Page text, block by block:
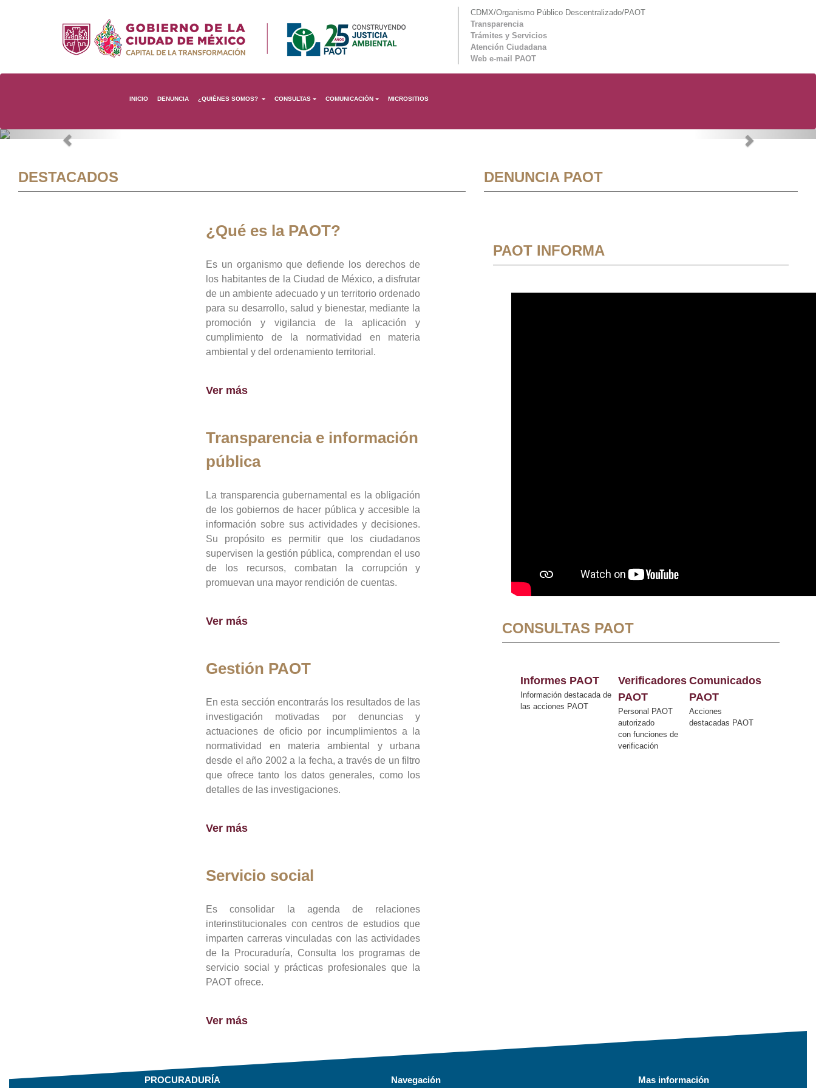
CDMX/Organismo Público Descentralizado/PAOT
Transparencia
Trámites y Servicios
Atención Ciudadana
Web e-mail PAOT
INICIO DENUNCIA ¿QUIÉNES SOMOS? CONSULTAS COMUNICACIÓN MICROSITIOS
Previous Next
DESTACADOS
¿Qué es la PAOT?
Es un organismo que defiende los derechos de
los habitantes de la Ciudad de México, a disfrutar
de un ambiente adecuado y un territorio ordenado
para su desarrollo, salud y bienestar, mediante la
promoción y vigilancia de la aplicación y
cumplimiento de la normatividad en materia
ambiental y del ordenamiento territorial.
Ver más
Transparencia e información
pública
La transparencia gubernamental es la obligación
de los gobiernos de hacer pública y accesible la
información sobre sus actividades y decisiones.
Su propósito es permitir que los ciudadanos
supervisen la gestión pública, comprendan el uso
de los recursos, combatan la corrupción y
promuevan una mayor rendición de cuentas.
Ver más
Gestión PAOT
En esta sección encontrarás los resultados de las
investigación motivadas por denuncias y
actuaciones de oficio por incumplimientos a la
normatividad en materia ambiental y urbana
desde el año 2002 a la fecha, a través de un filtro
que ofrece tanto los datos generales, como los
detalles de las investigaciones.
Ver más
Servicio social
Es consolidar la agenda de relaciones
interinstitucionales con centros de estudios que
imparten carreras vinculadas con las actividades
de la Procuraduría, Consulta los programas de
servicio social y prácticas profesionales que la
PAOT ofrece.
Ver más
DENUNCIA PAOT
PAOT INFORMA
CONSULTAS PAOT
Informes PAOT
Información destacada de
las acciones PAOT
Verificadores
PAOT
Personal PAOT
autorizado
con funciones de
verificación
Comunicados
PAOT
Acciones
destacadas PAOT
PROCURADURÍA Navegación Mas información